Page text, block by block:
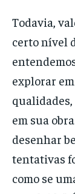
Todavia,
certo nível
explorar
em sua
desenhar
tentativas
como se